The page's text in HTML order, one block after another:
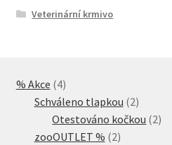
Veterinární krmivo
% Akce 44
produkty
Schváleno tlapkou 22
produkty
Otestováno kočkou 22
zooOUTLET % 22